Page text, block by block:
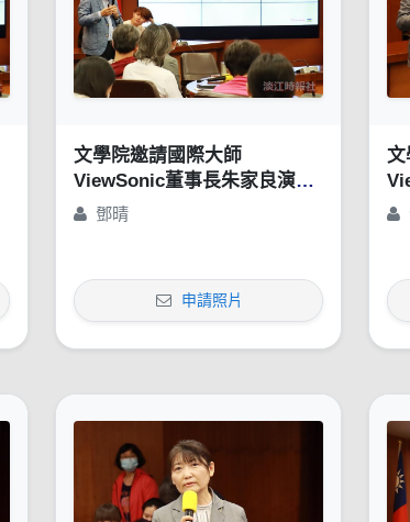
文學院邀請國際大師
ViewSonic董事長朱家良演講
「苦幹、實幹，還得用對方
鄧晴
申請照片
文